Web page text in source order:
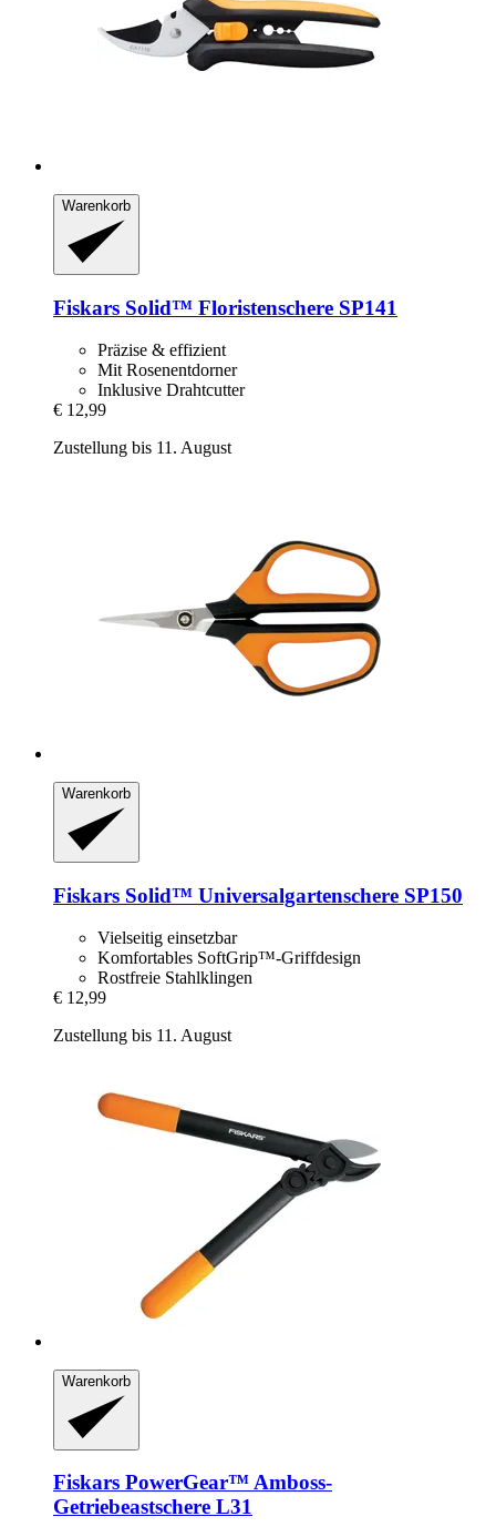
Warenkorb
Fiskars Solid™ Floristenschere SP141
Präzise & effizient
Mit Rosenentdorner
Inklusive Drahtcutter
€ 12,99
Zustellung bis 11. August
Warenkorb
Fiskars Solid™ Universalgartenschere SP150
Vielseitig einsetzbar
Komfortables SoftGrip™-Griffdesign
Rostfreie Stahlklingen
€ 12,99
Zustellung bis 11. August
Warenkorb
Fiskars PowerGear™ Amboss-​
Getriebeastschere L31